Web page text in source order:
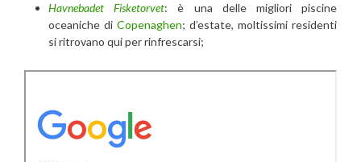
Havnebadet Fisketorvet: è una delle migliori piscine
oceaniche di Copenaghen; d’estate, moltissimi residenti
si ritrovano qui per rinfrescarsi;